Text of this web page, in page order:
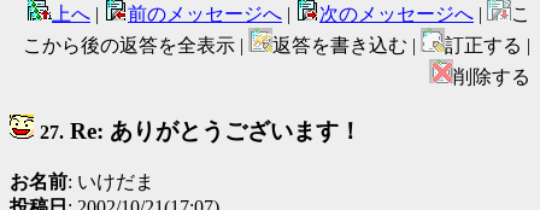
上へ | 前のメッセージへ | 次のメッセージへ |
こ
こから後の返答を全表示 |
返答を書き込む |
訂正する |
削除する
27. Re: ありがとうございます！
お名前: いけだま